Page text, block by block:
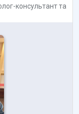
консультантта